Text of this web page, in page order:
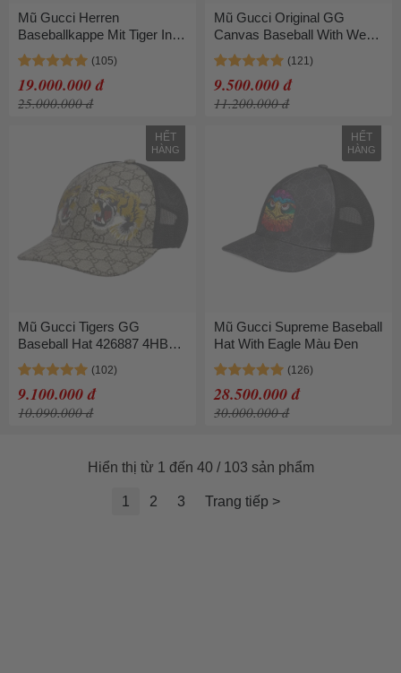
Mũ Gucci Herren
Baseballkappe Mit Tiger In
Schwarz Màu Đen Họa Tiết
99% Size S
19.000.000 đ
25.000.000 đ
Mũ Gucci Original GG
Canvas Baseball With Web
Beige Size L
9.500.000 đ
11.200.000 đ
HẾT
HÀNG
Mũ Gucci Tigers GG
Baseball Hat 426887 4HB13
2160 Màu Nâu Be
9.100.000 đ
10.090.000 đ
HẾT
HÀNG
Mũ Gucci Supreme Baseball
Hat With Eagle Màu Đen
28.500.000 đ
30.000.000 đ
Hiển thị từ 1 đến 40 / 103 sản phẩm
1 2 3 Trang tiếp >